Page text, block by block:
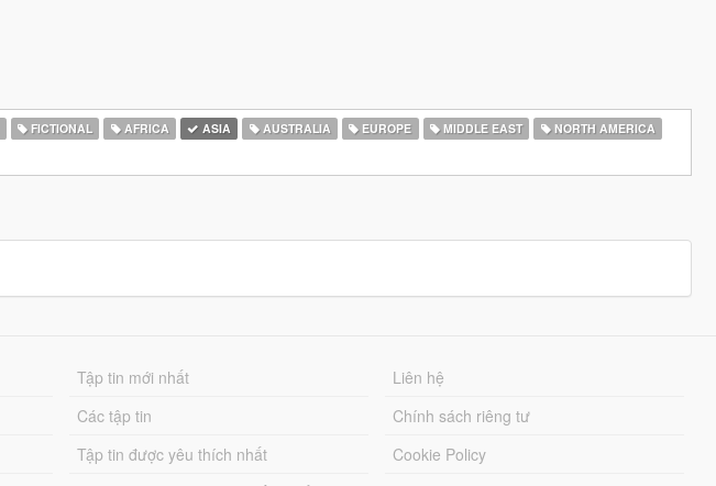
FICTIONAL AFRICA ASIA AUSTRALIA EUROPE MIDDLE EAST
NORTH AMERICA
Tập tin mới nhất
Các tập tin
Tập tin được yêu thích nhất
Liên hệ
Chính sách riêng tư
Cookie Policy